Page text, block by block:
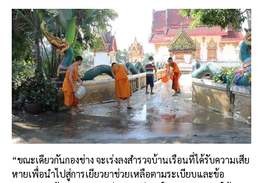
“ขณะเดียวกันกองช่าง จะเร่งลงสำรวจบ้านเรือนที่ได้รับความเสีย
หายเพื่อนำไปสู่การเยียวยาช่วยเหลือตามระเบียบและข้อ